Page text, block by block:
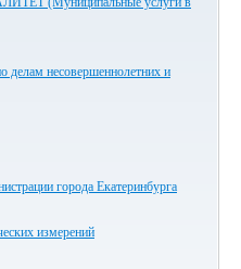
делам несовершеннолетних и
города Екатеринбурга
измерений